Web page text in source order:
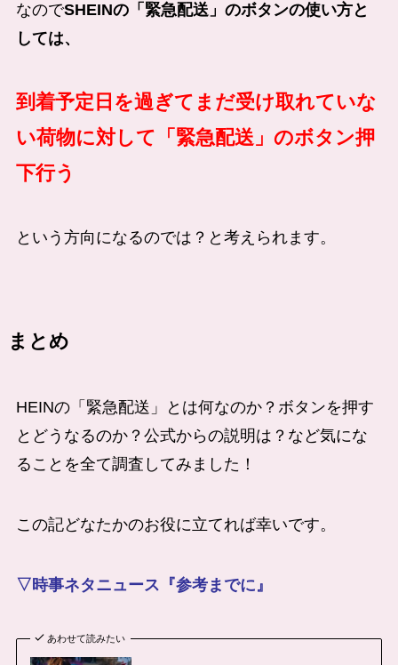
なのでSHEINの「緊急配送」のボタンの使い方と
しては、
到着予定日を過ぎてまだ受け取れていな
い荷物に対して「緊急配送」のボタン押
下行う
という方向になるのでは？と考えられます。
まとめ
HEINの「緊急配送」とは何なのか？ボタンを押す
とどうなるのか？公式からの説明は？など気にな
ることを全て調査してみました！
この記どなたかのお役に立てれば幸いです。
▽時事ネタニュース『参考までに』
あわせて読みたい